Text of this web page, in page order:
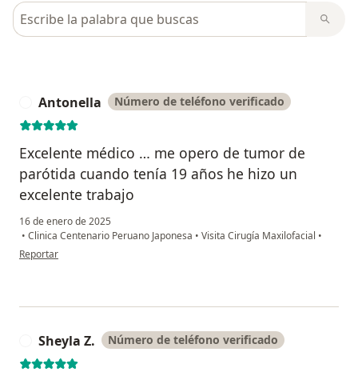
Busca en opiniones
Antonella Número de teléfono verificado
Excelente médico … me opero de tumor de
parótida cuando tenía 19 años he hizo un
excelente trabajo
16 de enero de 2025
• Clinica Centenario Peruano Japonesa • Visita Cirugía Maxilofacial •
en opinión del usuario Antonella
Reportar
Sheyla Z. Número de teléfono verificado